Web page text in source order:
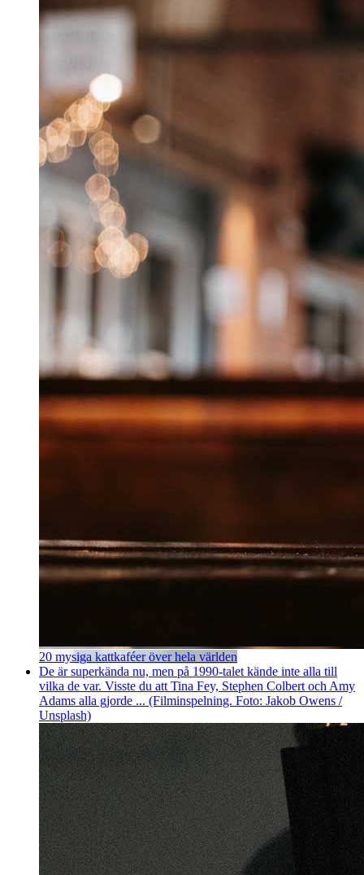
20 mysiga kattkaféer över hela världen
De är superkända nu, men på 1990-talet kände inte alla till
vilka de var. Visste du att Tina Fey, Stephen Colbert och Amy
Adams alla gjorde ... (Filminspelning. Foto: Jakob Owens /
Unsplash)